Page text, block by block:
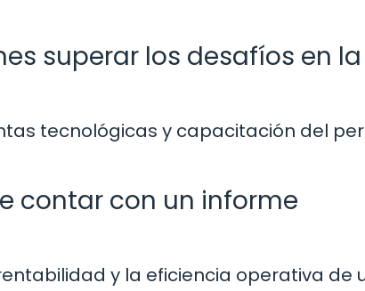
superar los desafíos en la
tecnológicas y capacitación del
contar con un informe
y la eficiencia operativa de